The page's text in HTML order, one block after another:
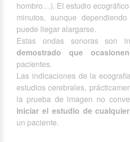
hombro…). El estudio
minutos, aunque
puede llegar alargarse.
Estas ondas sonoras son
demostrado que
pacientes.
Las indicaciones de la
estudios cerebrales,
la prueba de imagen no
iniciar el estudio de
un paciente.